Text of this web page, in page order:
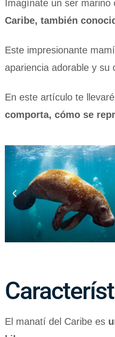
Imagínate un ser marino
Caribe, también
Este impresionante
apariencia adorable y su
En este artículo te
comporta, cómo se
El manatí del Caribe es